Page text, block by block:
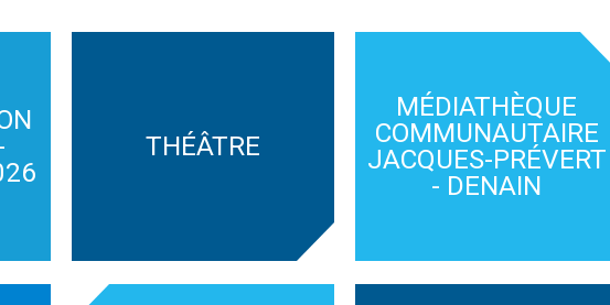
THÉÂTRE
MÉDIATHÈQUE
COMMUNAUTAIRE
JACQUES-PRÉVERT
- DENAIN